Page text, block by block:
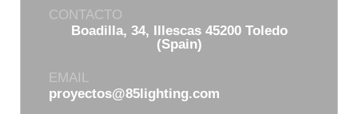
CONTACTO
Boadilla, 34, Illescas 45200 Toledo
(Spain)
EMAIL
proyectos@85lighting.com